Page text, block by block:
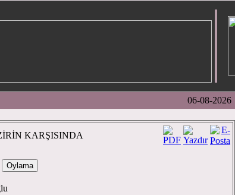
06-08-2026
KARŞISINDA